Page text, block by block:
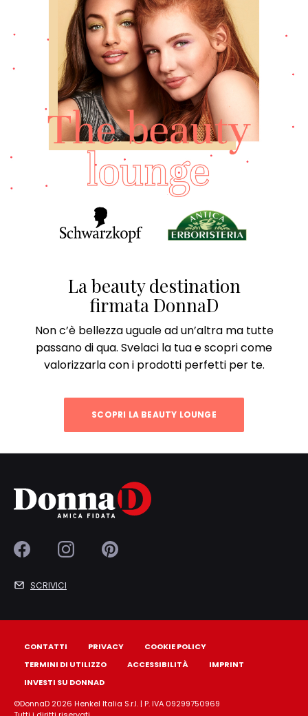
La beauty destination
firmata DonnaD
Non c’è bellezza uguale ad un’altra ma tutte
passano di qua. Svelaci la tua e scopri come
valorizzarla con i prodotti perfetti per te.
SCOPRI LA BEAUTY LOUNGE
SCRIVICI
CONTATTI PRIVACY
COOKIE POLICY
TERMINI DI UTILIZZO
ACCESSIBILITÀ
IMPRINT
INVESTI SU DONNAD
©DonnaD 2026 Henkel Italia S.r.l. | P. IVA 09299750969